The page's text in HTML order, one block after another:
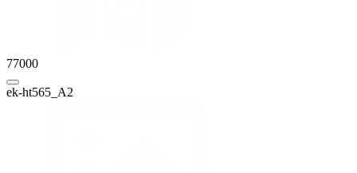
77000
ek-ht565_А2